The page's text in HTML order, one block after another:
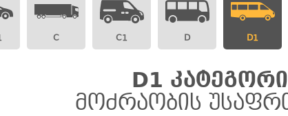
C C1 D D1
D1
მოძრაობის